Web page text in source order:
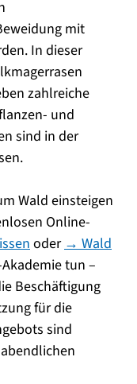
mit
In dieser
zahlreiche
und
sind in der
Wald einsteigen
Online-
oder→ Wald
tun –
Beschäftigung
für die
sind